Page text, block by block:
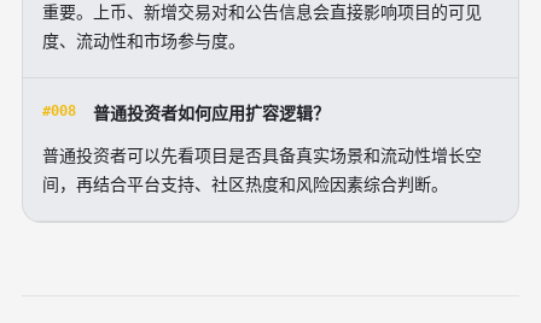
重要。上币、新增交易对和公告信息会直接影响项目的可见
度、流动性和市场参与度。
#008 普通投资者如何应用扩容逻辑？
普通投资者可以先看项目是否具备真实场景和流动性增长空
间，再结合平台支持、社区热度和风险因素综合判断。